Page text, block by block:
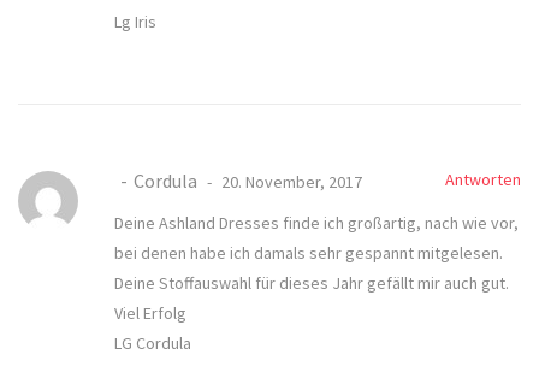
Lg Iris
Cordula 20. November, 2017
Antworten
Deine Ashland Dresses finde ich großartig, nach wie vor,
bei denen habe ich damals sehr gespannt mitgelesen.
Deine Stoffauswahl für dieses Jahr gefällt mir auch gut.
Viel Erfolg
LG Cordula